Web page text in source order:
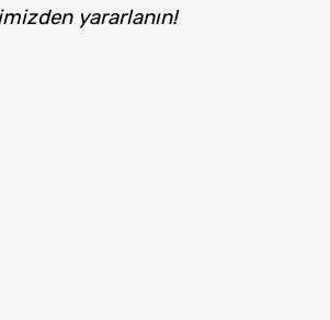
yararlanın!